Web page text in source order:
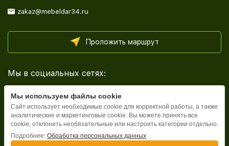
zakaz@mebeldar34.ru
Проложить маршрут
Мы в социальных сетях:
Каталог
Мы используем файлы cookie
Сайт использует необходимые cookie для корректной работы, а также
аналитические и маркетинговые cookie. Вы можете принять все
cookie, отклонить необязательные или настроить категории отдельно.
Подробнее: Обработка персональных данных